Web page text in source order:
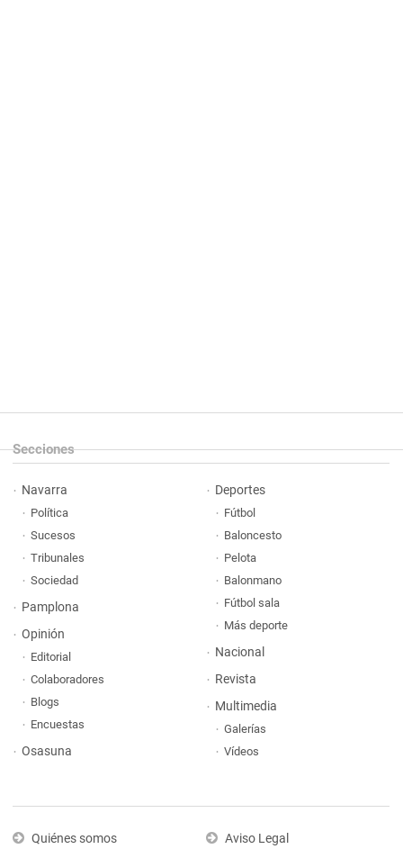
Secciones
Navarra
Política
Sucesos
Tribunales
Sociedad
Pamplona
Opinión
Editorial
Colaboradores
Blogs
Encuestas
Osasuna
Deportes
Fútbol
Baloncesto
Pelota
Balonmano
Fútbol sala
Más deporte
Nacional
Revista
Multimedia
Galerías
Vídeos
Quiénes somos Aviso Legal